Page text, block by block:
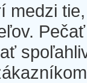
medzi